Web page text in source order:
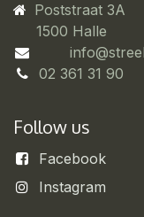
Poststraat 3A
​1500 Halle
02 361 31 90
Follow us
Facebook
Instagram